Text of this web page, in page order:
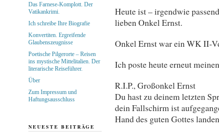
Heute ist – irgendwie
lieben Onkel Ernst.
Onkel Ernst war ein WK II-
Ich poste heute erneut
R.I.P., Großonkel Ernst
Du hast zu deinem letzten
dein Fallschirm ist
Hand des guten Gottes
Das Farnese-Komplott. Der
Vatikankrimi.
Ich schreibe Ihre Biografie
Konvertiten. Ergreifende
Glaubenszeugnisse
Poetische Pilgerorte – Reisen
ins mystische Mittelitalien. Der
literarische Reiseführer.
Über
Zum Impressum und
Haftungsausschluss
NEUESTE BEITRÄGE